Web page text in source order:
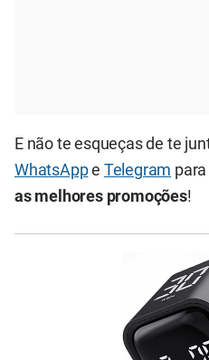
E não te esqueças de te
WhatsAppe Telegram
as melhores promoções!